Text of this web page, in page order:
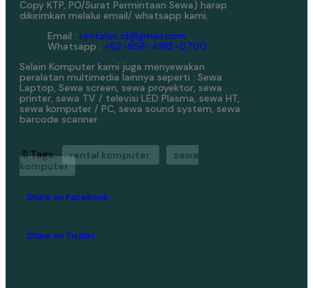
Copy KTP, PO/Surat Permintaan Sewa) harap
dikirimkan melalui email/ whatsapp kami.
Email : rentalan.id@gmail.com
Whatsapp : +62-856-4912-0700
Selain Komputer kami juga menyewakan
peralatan multimedia lainnya seperti : Sewa
Laptop, Sewa screen, sewa proyektor, sewa
printer, sewa TV / televisi LED Plasma, sewa HT,
sewa komputer / PC, sewa sound system, sewa
barcode scanner.
🔖Tags: rental komputer
sewa
komputer
Share on Facebook
Share on Twitter